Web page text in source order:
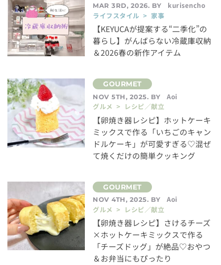
MAR 3RD, 2026. BY
kurisencho
ライフスタイル > 家事
【KEYUCAが提案する“二季化”の
暮らし】がんばらない冷蔵庫収納
＆2026春の新作アイテム
NOV 5TH, 2025. BY
Aoi
グルメ > レシピ／献立
【卵焼き器レシピ】ホットケーキ
ミックスで作る「いちごのキャン
ドルケーキ」が可愛すぎる♡混ぜ
て焼くだけの簡単クッキング
NOV 4TH, 2025. BY
Aoi
グルメ > レシピ／献立
【卵焼き器レシピ】さけるチーズ
×ホットケーキミックスで作る
「チーズドッグ」が絶品♡おやつ
＆お弁当にもぴったり